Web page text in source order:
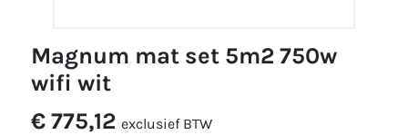
magnum mat set 5m2 750w
wifi wit
€ 775,12 exclusief BTW